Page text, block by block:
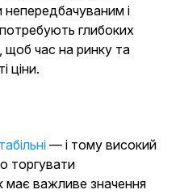
і
глибоких
щоб час на ринку та
ціни.
— і тому високий
торгувати
важливе значення